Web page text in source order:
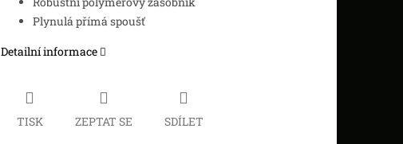
Plynulá přímá spoušť
Detailní informace
TISK ZEPTAT SE SDÍLET